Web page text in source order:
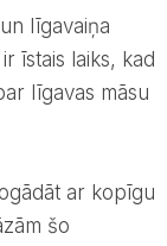
īstais laiks, kad
līgavas māsu
ar kopīgu
šo